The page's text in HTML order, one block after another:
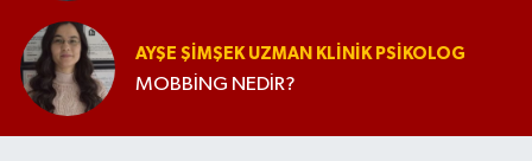
AYŞE ŞIMŞEK UZMAN KLINIK PSIKOLOG
MOBBİNG NEDİR?